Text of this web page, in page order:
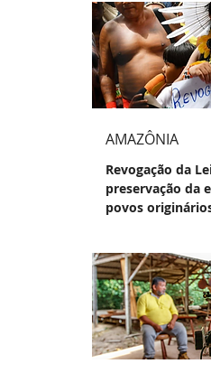
AMAZÔNIA
Revogação da
preservação da
povos